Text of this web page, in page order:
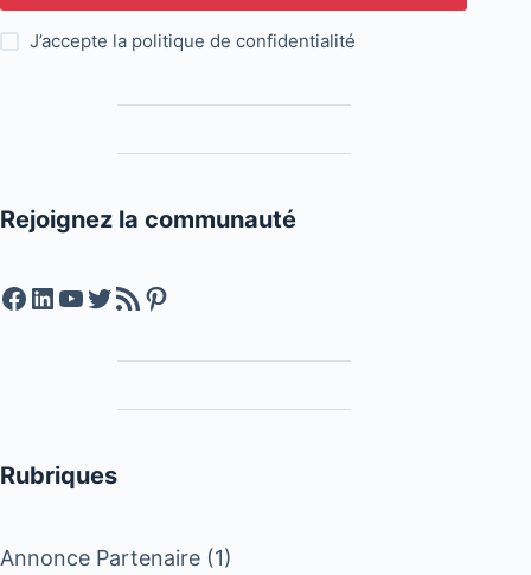
J’accepte la politique de confidentialité
Rejoignez la communauté
Facebook
LinkedIn
YouTube
Twitter
Feed RSSPinterest
Rubriques
Annonce Partenaire (1)